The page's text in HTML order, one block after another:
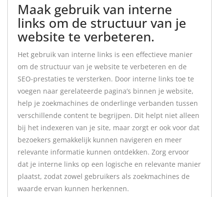
Maak gebruik van interne
links om de structuur van je
website te verbeteren.
Het gebruik van interne links is een effectieve manier
om de structuur van je website te verbeteren en de
SEO-prestaties te versterken. Door interne links toe te
voegen naar gerelateerde pagina’s binnen je website,
help je zoekmachines de onderlinge verbanden tussen
verschillende content te begrijpen. Dit helpt niet alleen
bij het indexeren van je site, maar zorgt er ook voor dat
bezoekers gemakkelijk kunnen navigeren en meer
relevante informatie kunnen ontdekken. Zorg ervoor
dat je interne links op een logische en relevante manier
plaatst, zodat zowel gebruikers als zoekmachines de
waarde ervan kunnen herkennen.